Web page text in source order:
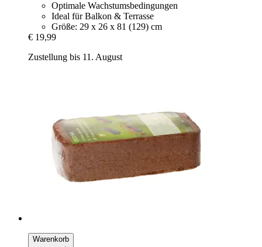
Optimale Wachstumsbedingungen
Ideal für Balkon & Terrasse
Größe: 29 x 26 x 81 (129) cm
€ 19,99
Zustellung bis 11. August
Warenkorb